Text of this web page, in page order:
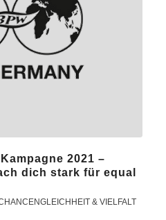
2021 –
dich stark für equal
& VIELFALT